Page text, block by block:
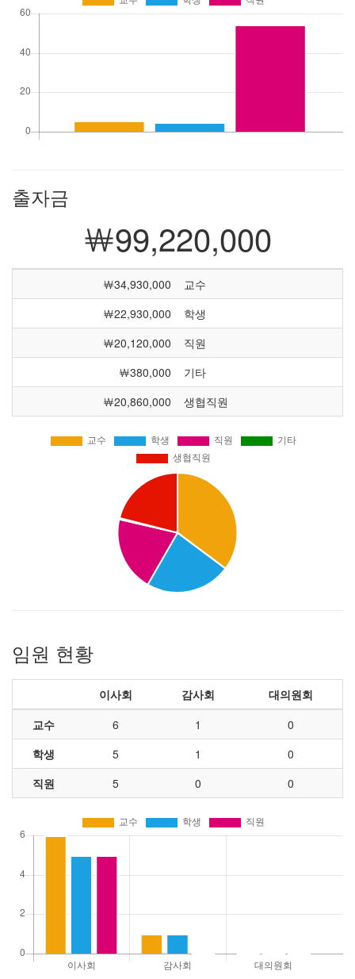
출자금
￦99,220,000
￦34,930,000
교수
￦22,930,000
학생
￦20,120,000
직원
￦380,000
기타
￦20,860,000
생협직원
임원 현황
이사회 감사회
대의원회
교수
6 1
0
학생
5 1
0
직원
5 0 0